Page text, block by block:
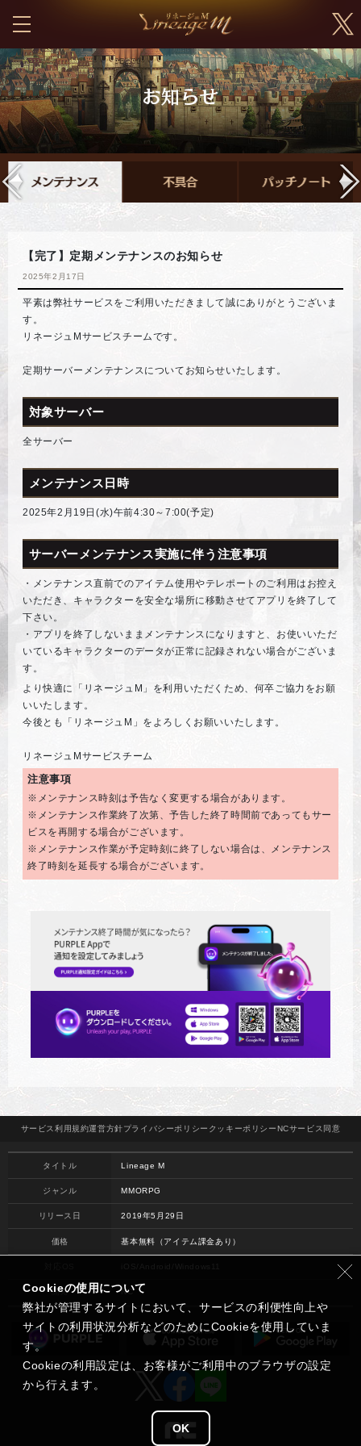
【完了】定期メンテナンスのお知らせ
2025年2月17日
平素は弊社サービスをご利用いただきまして誠にありがとうございま
す。
リネージュMサービスチームです。
定期サーバーメンテナンスについてお知らせいたします。
対象サーバー
全サーバー
メンテナンス日時
2025年2月19日(水)午前4:30～7:00(予定)
サーバーメンテナンス実施に伴う注意事項
・メンテナンス直前でのアイテム使用やテレポートのご利用はお控え
いただき、キャラクターを安全な場所に移動させてアプリを終了して
下さい。
・アプリを終了しないままメンテナンスになりますと、お使いいただ
いているキャラクターのデータが正常に記録されない場合がございま
す。
より快適に「リネージュM」を利用いただくため、何卒ご協力をお願
いいたします。
今後とも「リネージュM」をよろしくお願いいたします。
リネージュMサービスチーム
注意事項
※メンテナンス時刻は予告なく変更する場合があります。
※メンテナンス作業終了次第、予告した終了時間前であってもサー
ビスを再開する場合がございます。
※メンテナンス作業が予定時刻に終了しない場合は、メンテナンス
終了時刻を延長する場合がございます。
サービス 利用規約運営方針プライバシーポリシー クッキーポリシーNCサービス 同意
タイトル Lineage M
ジャンル MMORPG
リリース日 2019年5月29日
価格 基本無料（アイテム課金あり）
開発 NC
Cookieの使用について
弊社が管理するサイトにおいて、サービスの利便性向上や
サイトの利用状況分析などのためにCookieを使用していま
す。
Cookieの利用設定は、お客様がご利用中のブラウザの設定
から行えます。
OK